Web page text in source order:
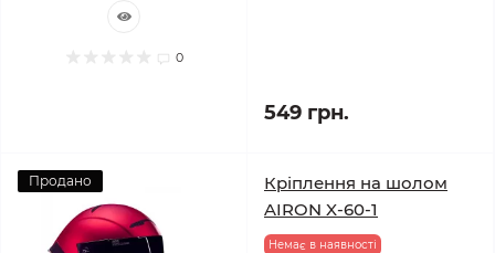
0
549 грн.
Продано
Кріплення на шолом
AIRON X-60-1
Немає в наявності